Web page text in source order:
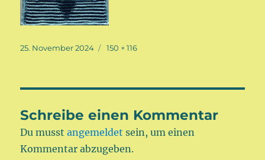
Veröffentlicht
25. November 2024
Volle
150 × 116
Schreibe einen Kommentar
Du musstangemeldet sein, um einen
Kommentar abzugeben.